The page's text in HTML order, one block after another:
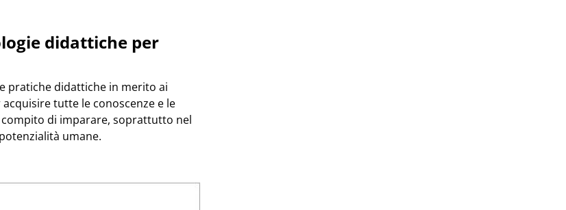
didattiche per
pratiche didattiche in merito ai
tutte le conoscenze e le
di imparare, soprattutto nel
umane.